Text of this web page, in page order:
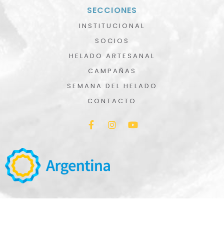
SECCIONES
INSTITUCIONAL
SOCIOS
HELADO ARTESANAL
CAMPAÑAS
SEMANA DEL HELADO
CONTACTO